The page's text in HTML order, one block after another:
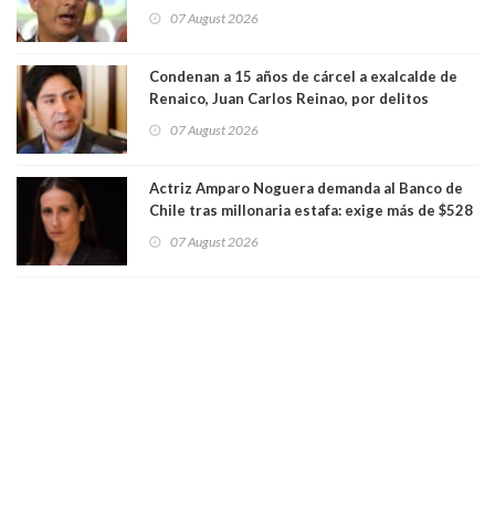
07 August 2026
Condenan a 15 años de cárcel a exalcalde de
Renaico, Juan Carlos Reinao, por delitos
07 August 2026
Actriz Amparo Noguera demanda al Banco de
Chile tras millonaria estafa: exige más de $528
07 August 2026